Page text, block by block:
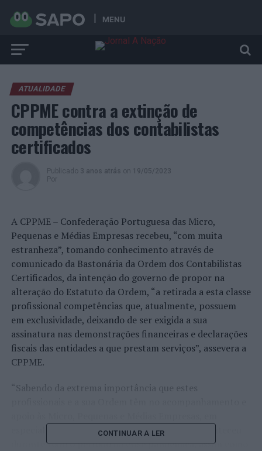
MENU
ATUALIDADE
CPPME contra a extinção de
competências dos contabilistas
certificados
Publicado 3 anos atrás on 19/05/2023
Por
A CPPME – Confederação Portuguesa das Micro,
Pequenas e Médias Empresas recebeu, “com muita
estranheza”, tomando conhecimento através de
comunicado da Bastonária da Ordem dos Contabilistas
Certificados, da intenção do governo de propor na
alteração do Estatuto da Ordem, “a retirada a esta classe
profissional competências que, atualmente, possuem
em exclusividade, deixando de ser exigida a sua
assinatura nas demonstrações financeiras e declarações
fiscais das entidades a que prestam serviços”, assevera a
CPPME.
“Sabendo da extrema importância que estes
especial nos momentos mais críticos, como aconteceu
durante todo o período da crise pandémica, assim como
CONTINUAR A LER